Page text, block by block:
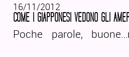
16/11/2012
COME I GIAPPONESI VEDONO GLI
Poche parole,